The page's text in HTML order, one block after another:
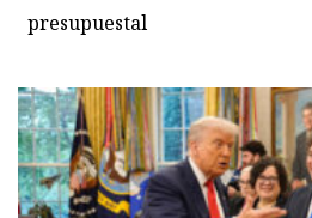
presupuestal